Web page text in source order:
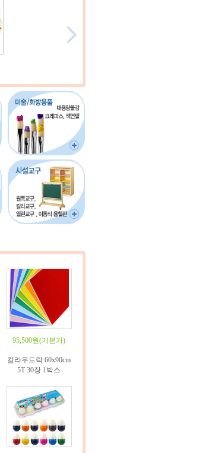
mx4.5M)
53,600원
쉬 미술붓

95,500원(기본가)
칼라우드락 60x90cm
5T 30장 1박스